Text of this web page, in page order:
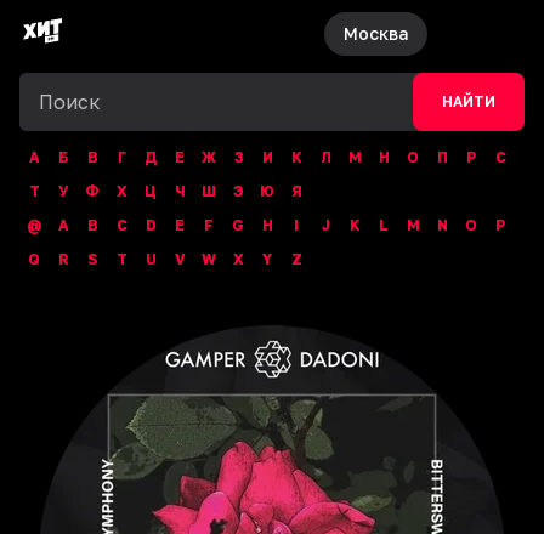
Москва
НАЙТИ
А Б В Г Д Е Ж З И К Л М Н О П Р
С
Т
У Ф Х Ц Ч Ш Э Ю
Я
@
A B C D E F G H I J K L M N O
P
Q
R S T U V W X Y Z